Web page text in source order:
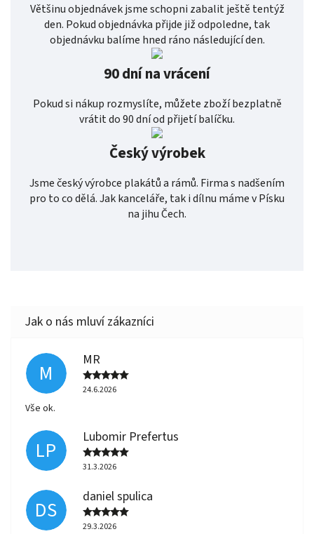
Většinu objednávek jsme schopni zabalit ještě tentýž
den. Pokud objednávka přijde již odpoledne, tak
objednávku balíme hned ráno následující den.
90 dní na vrácení
Pokud si nákup rozmyslíte, můžete zboží bezplatně
vrátit do 90 dní od přijetí balíčku.
Český výrobek
Jsme český výrobce plakátů a rámů. Firma s nadšením
pro to co dělá. Jak kanceláře, tak i dílnu máme v Písku
na jihu Čech.
M
MR
24.6.2026
Vše ok.
LP
Lubomir Prefertus
31.3.2026
DS
daniel spulica
29.3.2026